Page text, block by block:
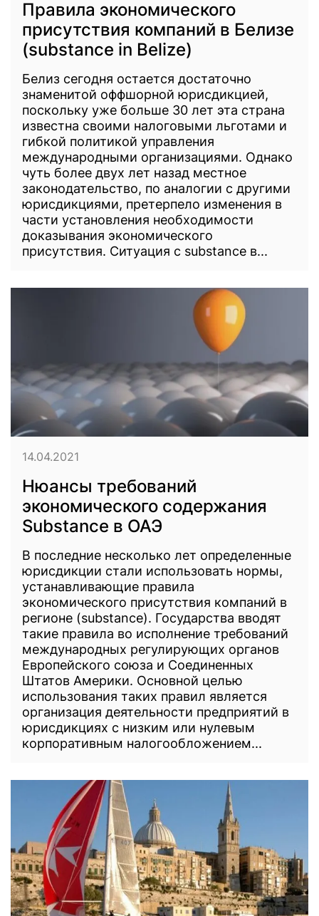
Правила экономического
присутствия компаний в Белизе
(substance in Belize)
Белиз сегодня остается достаточно
знаменитой оффшорной юрисдикцией,
поскольку уже больше 30 лет эта страна
известна своими налоговыми льготами и
гибкой политикой управления
международными организациями. Однако
чуть более двух лет назад местное
законодательство, по аналогии с другими
юрисдикциями, претерпело изменения в
части установления необходимости
доказывания экономического
присутствия. Ситуация с substance в...
Нюансы требований
экономического содержания
Substance в ОАЭ
В последние несколько лет определенные
юрисдикции стали использовать нормы,
устанавливающие правила
экономического присутствия компаний в
регионе (substance). Государства вводят
такие правила во исполнение требований
международных регулирующих органов
Европейского союза и Соединенных
Штатов Америки. Основной целью
использования таких правил является
организация деятельности предприятий в
юрисдикциях с низким или нулевым
корпоративным налогообложением...
14.04.2021